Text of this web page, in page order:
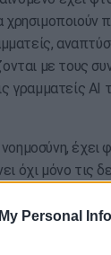
Personal
χρησιμοποιούν
με τους
γραμματείς ΑΙ
έχει
όχι μόνο τις
μας